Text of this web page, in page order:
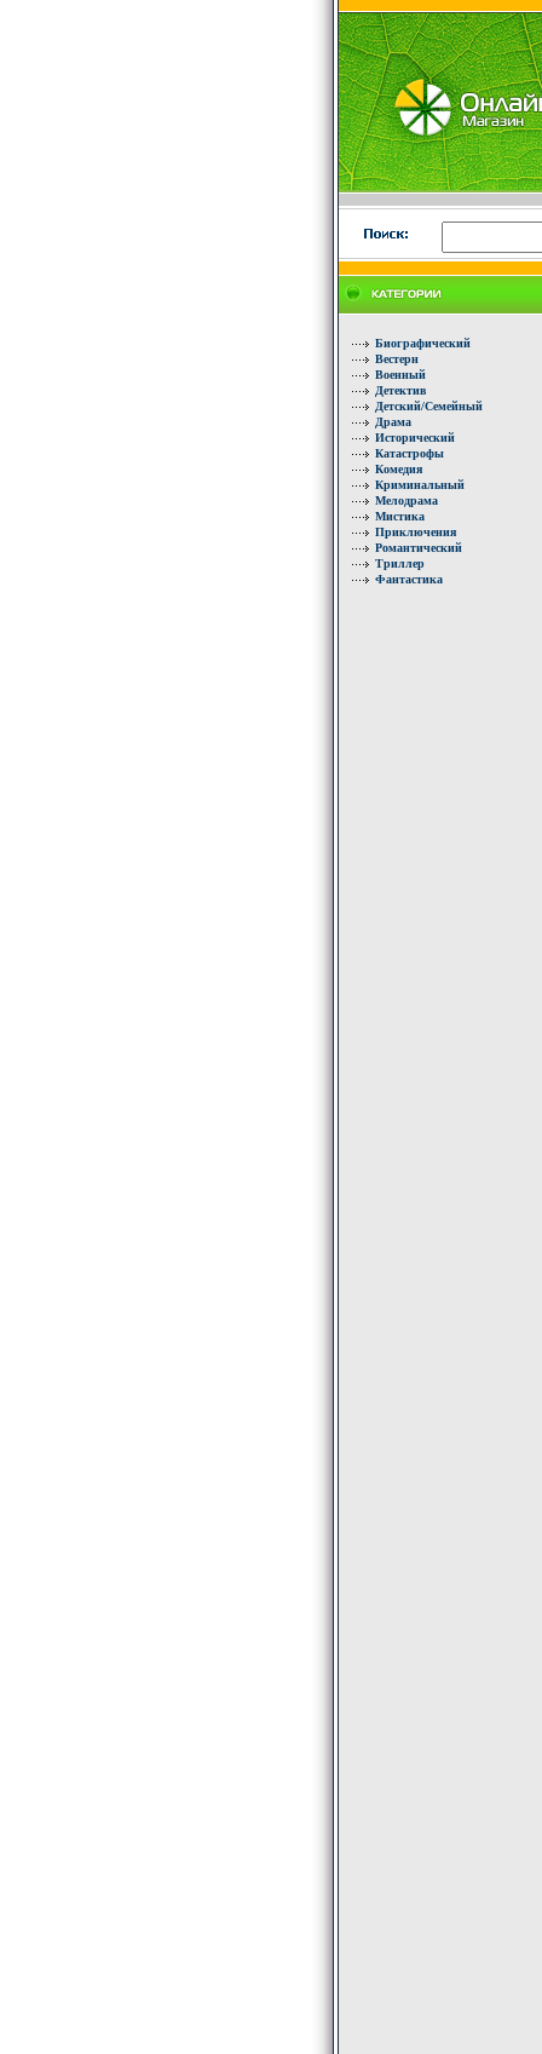
Биографический
Вестерн
Военный
Детектив
Детский/Семейный
Драма
Исторический
Катастрофы
Комедия
Криминальный
Мелодрама
Мистика
Приключения
Романтический
Триллер
Фантастика